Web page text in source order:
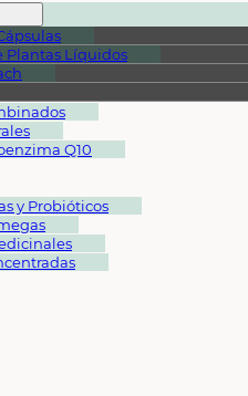
Plantas Líquidos
Q10
y Probióticos